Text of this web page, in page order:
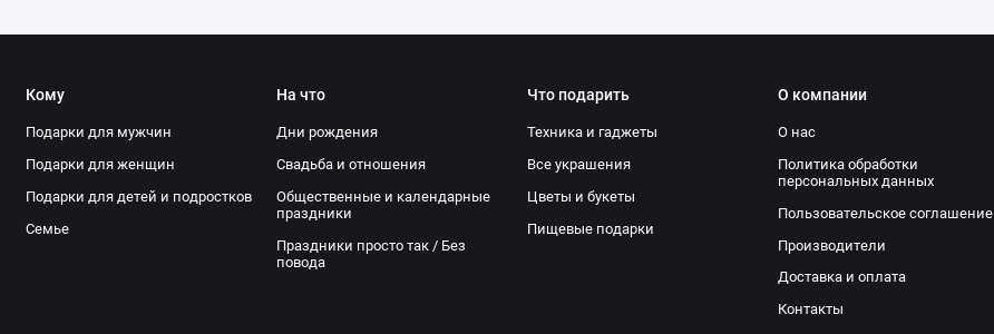
Кому
Подарки для мужчин
Подарки для женщин
Подарки для детей и подростков
Семье
На что
Дни рождения
Свадьба и отношения
Общественные и календарные
праздники
Праздники просто так / Без
повода
Что подарить
Техника и гаджеты
Все украшения
Цветы и букеты
Пищевые подарки
О компании
О нас
Политика обработки
персональных данных
Пользовательское соглашение
Производители
Доставка и оплата
Контакты